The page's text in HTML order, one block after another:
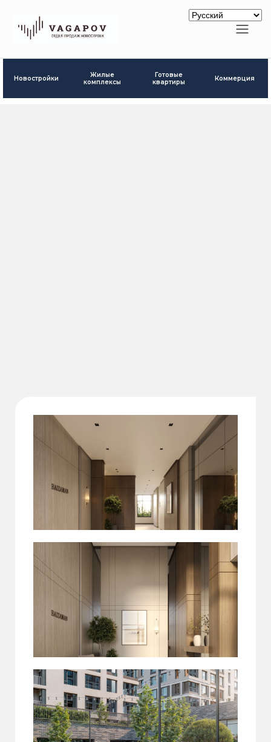
Новостройки
Жилые
комплексы
Готовые
квартиры
Коммерция